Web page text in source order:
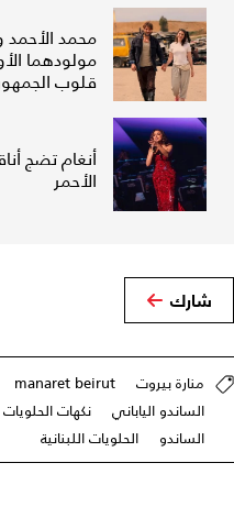
محمد الأحمد
مولودهما
قلوب
أنغام تضج
الأحمر
شارك
منارة بيروت manaret beirut
الساندو الياباني
نكهات الحلويات
الساندو
الحلويات اللبنانية